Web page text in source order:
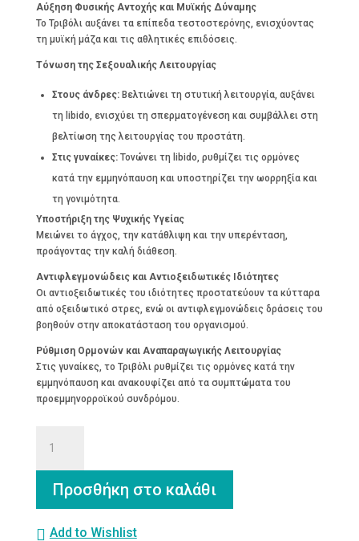
Αύξηση Φυσικής Αντοχής και Μυϊκής Δύναμης
Το Τριβόλι αυξάνει τα επίπεδα τεστοστερόνης, ενισχύοντας
τη μυϊκή μάζα και τις αθλητικές επιδόσεις.
Τόνωση της Σεξουαλικής Λειτουργίας
Στους άνδρες:Βελτιώνει τη στυτική λειτουργία, αυξάνει
τη libido, ενισχύει τη σπερματογένεση και συμβάλλει στη
βελτίωση της λειτουργίας του προστάτη.
Στις γυναίκες:Τονώνει τη libido, ρυθμίζει τις ορμόνες
κατά την εμμηνόπαυση και υποστηρίζει την ωορρηξία και
τη γονιμότητα.
Υποστήριξη της Ψυχικής Υγείας
Μειώνει το άγχος, την κατάθλιψη και την υπερένταση,
προάγοντας την καλή διάθεση.
Αντιφλεγμονώδεις και Αντιοξειδωτικές Ιδιότητες
Οι αντιοξειδωτικές του ιδιότητες προστατεύουν τα κύτταρα
από οξειδωτικό στρες, ενώ οι αντιφλεγμονώδεις δράσεις του
βοηθούν στην αποκατάσταση του οργανισμού.
Ρύθμιση Ορμονών και Αναπαραγωγικής Λειτουργίας
Στις γυναίκες, το Τριβόλι ρυθμίζει τις ορμόνες κατά την
εμμηνόπαυση και ανακουφίζει από τα συμπτώματα του
προεμμηνορροϊκού συνδρόμου.
Τριβόλι
τεμάχια
ποσότητα
Προσθήκη στο καλάθι
Add to Wishlist